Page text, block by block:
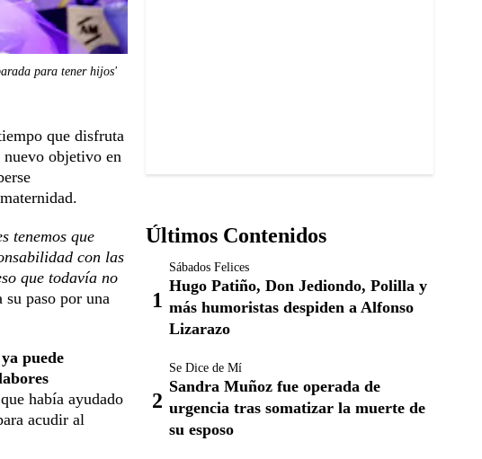
para tener hijos'
que disfruta
nuevo objetivo en
tenemos que
con las
que todavía no
su paso por una
puede
había ayudado
acudir al
Últimos Contenidos
Sábados Felices
Hugo Patiño, Don Jediondo, Polilla y
más humoristas despiden a Alfonso
Lizarazo
Se Dice de Mí
Sandra Muñoz fue operada de
urgencia tras somatizar la muerte de
su esposo